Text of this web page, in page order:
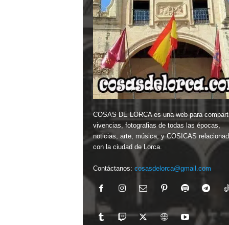
COSAS DE LORCA es una web para
vivencias, fotografias de todas las épocas,
noticias, arte, música, y COSICAS
con la ciudad de Lorca.
Contáctanos: cosasdelorca@gmail.com